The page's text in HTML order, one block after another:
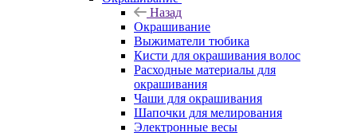
Назад
Окрашивание
Выжиматели тюбика
Кисти для окрашивания волос
Расходные материалы для
окрашивания
Чаши для окрашивания
Шапочки для мелирования
Электронные весы